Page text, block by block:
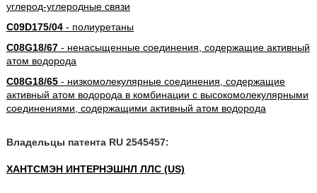
углерод-углеродные связи
C09D175/04- полиуретаны
C08G18/67- ненасыщенные соединения, содержащие активный
атом водорода
C08G18/65- низкомолекулярные соединения, содержащие
активный атом водорода в комбинации с высокомолекулярными
соединениями, содержащими активный атом водорода
Владельцы патента RU 2545457:
ХАНТСМЭН ИНТЕРНЭШНЛ ЛЛС (US)